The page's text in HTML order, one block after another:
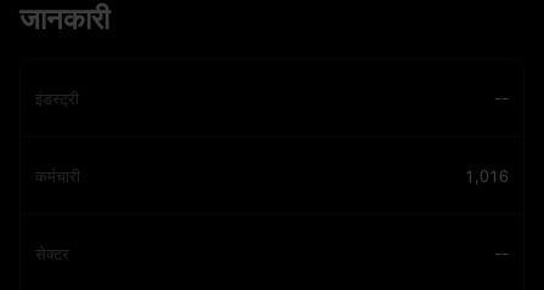
जानकारी
इंडस्ट्री --
कर्मचारी 1,016
सेक्टर --